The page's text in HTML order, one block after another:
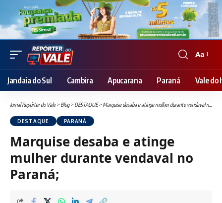
Font
Resizer
Aa
Jandaia do Sul Cambira Apucarana Paraná Vale do
Jornal Repórter do Vale> Blog> DESTAQUE> Marquise desaba e atinge mulher durante vendaval no Paraná;
DESTAQUE PARANÁ
Marquise desaba e atinge
mulher durante vendaval no
Paraná;